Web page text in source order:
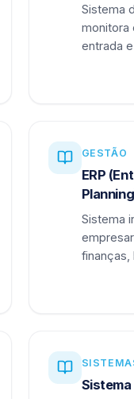
Sistema
monitora
entrada
GESTÃO
ERP
Sistema
finanças,
Sistema